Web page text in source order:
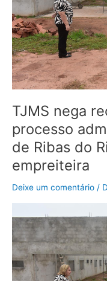
TJMS nega
processo
de Ribas do
empreiteira
Deixe um comentário /
administrativo
da
Câmara
de
Ribas
do
Rio
Pardo
contra
empreiteira